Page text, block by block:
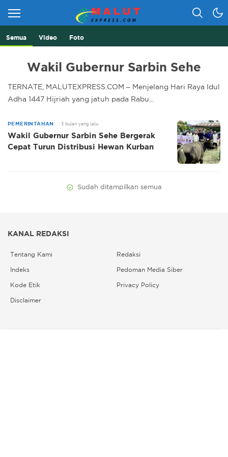
Malut Express
Berita Lebih Cepat
Semua Video Foto
Wakil Gubernur Sarbin Sehe
TERNATE, MALUTEXPRESS.COM – Menjelang Hari Raya Idul
Adha 1447 Hijriah yang jatuh pada Rabu...
PEMERINTAHAN 3 bulan yang lalu
Wakil Gubernur Sarbin Sehe Bergerak
Cepat Turun Distribusi Hewan Kurban
Sudah ditampilkan semua
KANAL REDAKSI
Tentang Kami Redaksi
Indeks Pedoman Media Siber
Kode Etik Privacy Policy
Disclaimer